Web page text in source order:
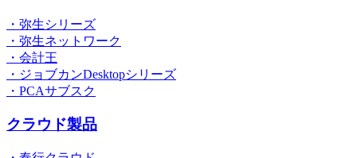
・弥生シリーズ
・弥生ネットワーク
・会計王
・ジョブカンDesktopシリーズ
・PCAサブスク
クラウド製品